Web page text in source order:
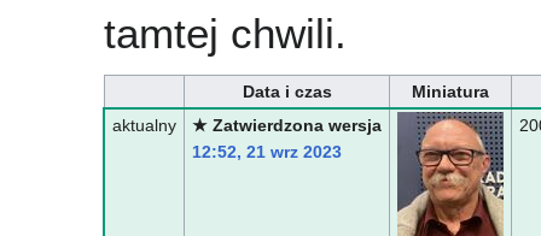
tamtej chwili.
Data i czas
Miniatura
aktualny
★ Zatwierdzona wersja
12:52, 21 wrz 2023